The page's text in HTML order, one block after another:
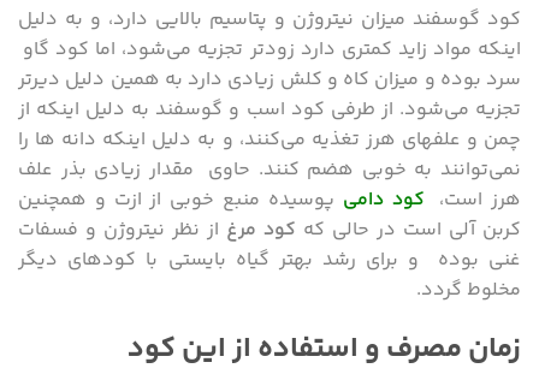
کود گوسفند میزان نیتروژن و پتاسیم بالایی دارد، و به دلیل
اینکه مواد زاید کمتری دارد زودتر تجزیه می‌شود، اما کود گاو
سرد بوده و میزان کاه و کلش زیادی دارد به همین دلیل دیرتر
تجزیه می‌شود. از طرفی کود اسب و گوسفند به دلیل اینکه از
چمن و علفهای هرز تغذیه می‌کنند، و به دلیل اینکه دانه ها را
نمی‌توانند به خوبی هضم کنند. حاوی مقدار زیادی بذر علف
هرز است، کود دامی پوسیده منبع خوبی از ازت و همچنین
کربن آلی است در حالی که کود مرغ از نظر نیتروژن و فسفات
غنی بوده و برای رشد بهتر گیاه بایستی با کودهای دیگر
مخلوط گردد.
زمان مصرف و استفاده از این کود